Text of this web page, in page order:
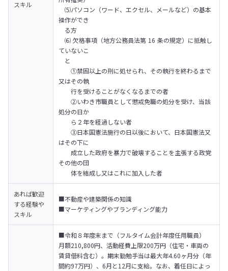
スキル
⑸パソコン（ワード、エクセル、メールなど）の基本
操作ができ
る方
⑹ 欠格事項（地方公務員法第 16 条の規定）に抵触し
ていないこ
と
①禁固以上の刑に処せられ、その執行を終わるまで
又はその執
行を受けることがなくなるまでの者
②いわき市職員として懲戒免職の処分を受け、当該
処分の日か
ら２年を経過しない者
③日本国憲法施行の日以後において、日本国憲法又
はその下に
成立した政府を暴力で破壊することを主張する政党
その他の団
体を結成し又はこれに加入した者
あれば歓迎
する経験や
スキル
■不動産や建築関係の知識
■マーケティングやブランディング能力
■令和８年度末まで（フルタイム会計年度任用職員）
月額210,800円、活動経費上限200万円（住宅・車両の
賃貸借料含む）。期末勤勉手当は最大年4.60ヶ月分（年
間約97万円）、6月と12月に支給。なお、着任日によっ